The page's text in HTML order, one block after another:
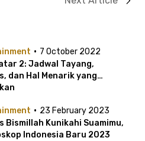
· 7 October 2022
2: Jadwal Tayang,
dan Hal Menarik yang
· 23 February 2023
Bismillah Kunikahi Suamimu,
Indonesia Baru 2023